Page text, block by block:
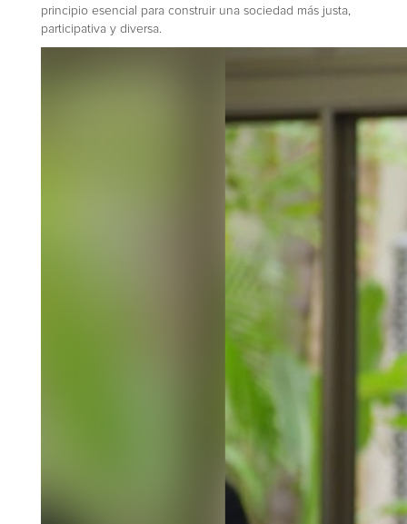
principio esencial para construir una sociedad más justa,
participativa y diversa.